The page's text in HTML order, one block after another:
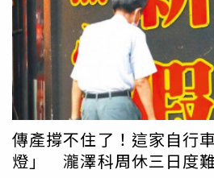
現在8月20日的交易。當天昇貿股
高觸及103元，但最終卻急轉直下
跌停價作收。這樣的急遽反轉，顯
車。另據證交所統計，22日證券商
計總金額」及「買進、賣出相抵後
元及430.3萬元。
傳產撐不住了！這家自行
燈」 瀧澤科周休三日度